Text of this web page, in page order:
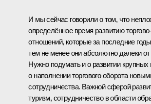
И мы сейчас говорили о том, что
определённое время развитию
отношений, которые за последние
тем не менее они абсолютно далеки
Нужно подумать и о развитии крупных
о наполнении торгового оборота
сотрудничества. Важной сферой
туризм, сотрудничество в области